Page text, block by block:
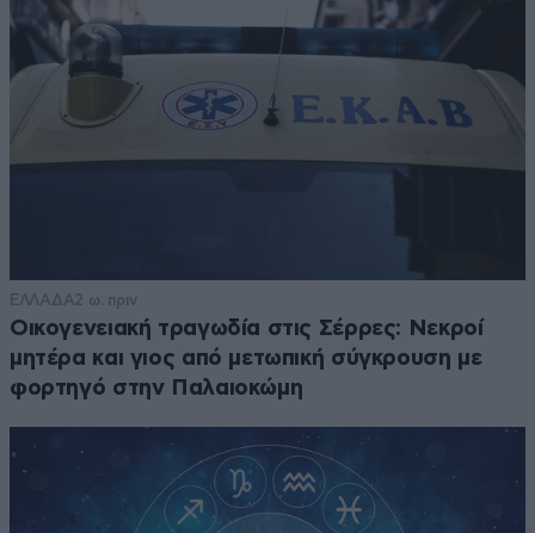
ΕΛΛΑΔΑ2 ω. πριν
Οικογενειακή τραγωδία στις Σέρρες: Νεκροί
μητέρα και γιος από μετωπική σύγκρουση με
φορτηγό στην Παλαιοκώμη